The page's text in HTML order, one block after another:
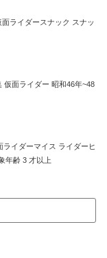
ライダースナック スナッ
仮面ライダー 昭和46年~48
ライダーマイス ライダーヒ
年齢 3 才以上